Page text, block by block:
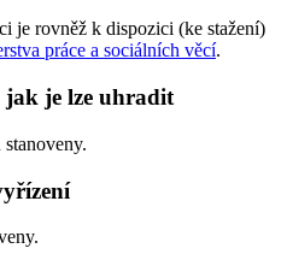
je rovněž k dispozici (ke stažení)
práce a sociálních věcí.
jak je lze uhradit